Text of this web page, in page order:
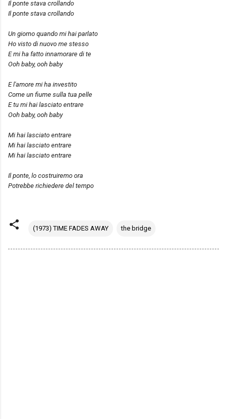
Il ponte stava crollando
Il ponte stava crollando
Un giorno quando mi hai parlato
Ho visto di nuovo me stesso
E mi ha fatto innamorare di te
Ooh baby, ooh baby
E l'amore mi ha investito
Come un fiume sulla tua pelle
E tu mi hai lasciato entrare
Ooh baby, ooh baby
Mi hai lasciato entrare
Mi hai lasciato entrare
Mi hai lasciato entrare
Il ponte, lo costruiremo ora
Potrebbe richiedere del tempo
(1973) TIME FADES AWAY the bridge